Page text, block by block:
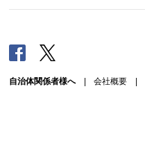
Facebook
自治体関係者様へ| 会社概要 |